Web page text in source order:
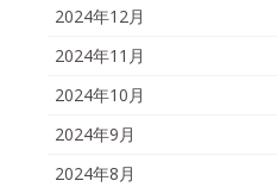
2024年12月
2024年11月
2024年10月
2024年9月
2024年8月